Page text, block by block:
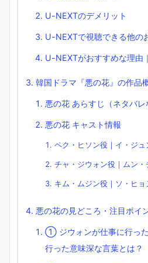
U-NEXTのデメリット
U-NEXTで視聴できる他の
U-NEXTがおすすめな理由
韓国ドラマ『悪の花』の作品
悪の花 あらすじ（ネタバレ
悪の花 キャスト情報
ペク・ヒソン役｜イ・ジュ
チャ・ジウォン役｜ムン・
キム・ムジン役｜ソ・ヒョ
悪の花の見どころ・注目ポイ
① ジウォンが仕事に行っ
行った意味深な言葉とは？